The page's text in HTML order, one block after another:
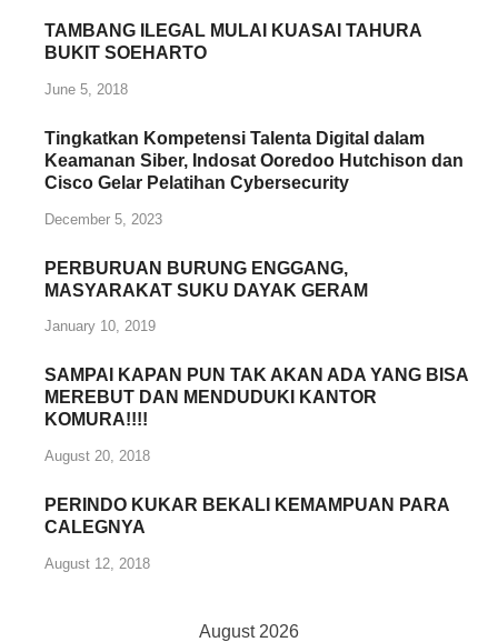
TAMBANG ILEGAL MULAI KUASAI TAHURA
BUKIT SOEHARTO
June 5, 2018
Tingkatkan Kompetensi Talenta Digital dalam
Keamanan Siber, Indosat Ooredoo Hutchison dan
Cisco Gelar Pelatihan Cybersecurity
December 5, 2023
PERBURUAN BURUNG ENGGANG,
MASYARAKAT SUKU DAYAK GERAM
January 10, 2019
SAMPAI KAPAN PUN TAK AKAN ADA YANG BISA
MEREBUT DAN MENDUDUKI KANTOR
KOMURA!!!!
August 20, 2018
PERINDO KUKAR BEKALI KEMAMPUAN PARA
CALEGNYA
August 12, 2018
August 2026